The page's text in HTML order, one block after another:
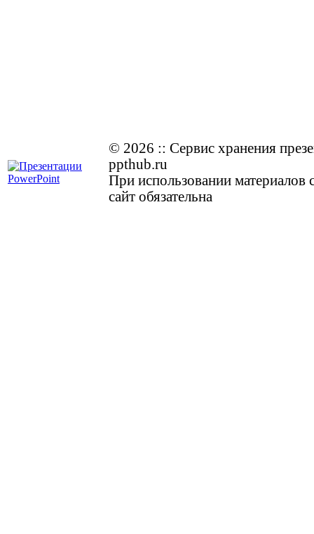
© 2026 :: Cервис хранения
ppthub.ru
При использовании материалов
сайт обязательна